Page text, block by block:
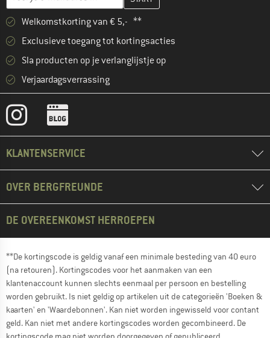
Welkomstkorting van € 5,- **
Exclusieve toegang tot kortingsacties
Sla producten op je verlanglijstje op
Verjaardagsverrassing
KLANTENSERVICE
OVER BERGFREUNDE
DE OVEREENKOMST HERROEPEN
**De kortingscode is geldig vanaf een minimale besteding van 40 euro
(na retouren). Kortingscodes voor het aanmaken van een
klantenaccount kunnen slechts eenmaal per persoon en bestelling
worden gebruikt. Is niet geldig op artikelen uit de categorieën 'Boeken &
kaarten' en 'Waardebonnen'. Kan niet worden ingewisseld voor contant
geld. Kan niet met andere kortingscodes worden gecombineerd. De